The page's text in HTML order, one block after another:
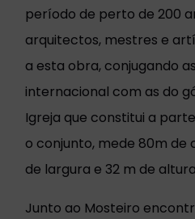
período de perto de 200
arquitectos, mestres e
a esta obra, conjugando
internacional com as do
Igreja que constitui a
o conjunto, mede 80m
de largura e 32 m de
Junto ao Mosteiro